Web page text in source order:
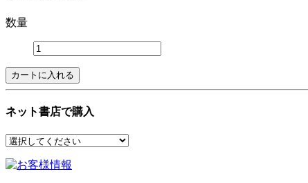
数量
ネット書店で購入